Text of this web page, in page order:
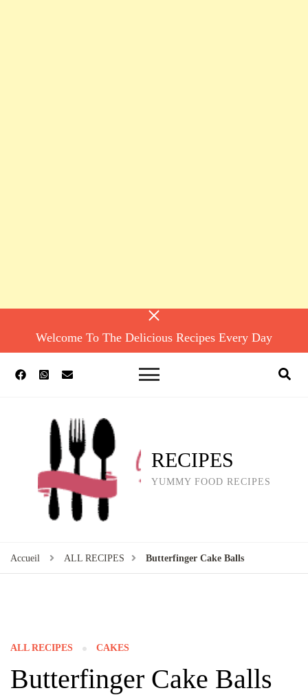
Welcome To The Delicious Recipes Every Day
RECIPES
YUMMY FOOD RECIPES
Accueil ALL RECIPES Butterfinger Cake Balls
ALL RECIPES CAKES
Butterfinger Cake Balls